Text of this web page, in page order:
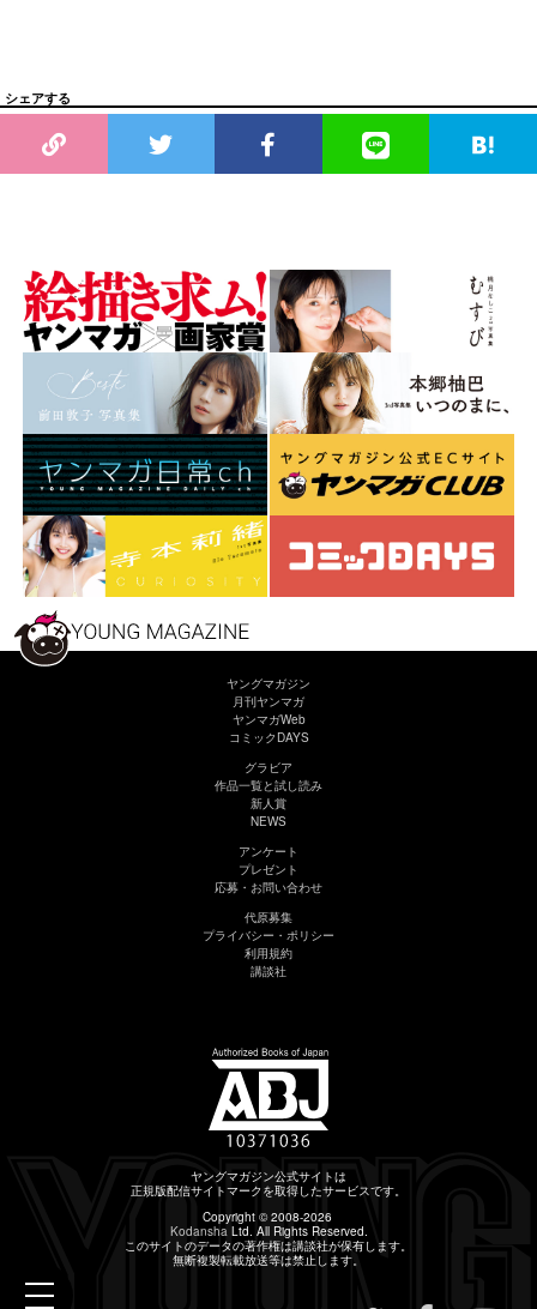
シェアする
ヤングマガジン
月刊ヤンマガ
ヤンマガWeb
コミックDAYS
グラビア
作品一覧と試し読み
新人賞
NEWS
アンケート
プレゼント
応募・お問い合わせ
代原募集
プライバシー・ポリシー
利用規約
講談社
ヤングマガジン公式サイトは
正規版配信サイトマークを取得したサービスです。
Copyright © 2008-2026
KodanshaLtd. All Rights Reserved.
このサイトのデータの著作権は講談社が保有します。
無断複製転載放送等は禁止します。